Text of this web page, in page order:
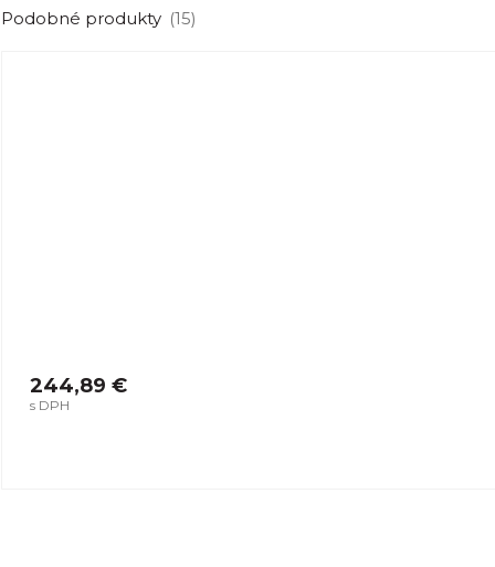
Podobné produkty (15)
244,89 €
s DPH